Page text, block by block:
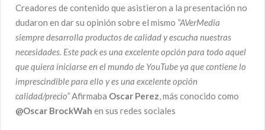
Creadores de contenido que asistieron a la presentación no
dudaron en dar su opinión sobre el mismo “AVerMedia
siempre desarrolla productos de calidad y escucha nuestras
necesidades. Este pack es una excelente opción para todo aquel
que quiera iniciarse en el mundo de YouTube ya que contiene lo
imprescindible para ello y es una excelente opción
calidad/precio”Afirmaba Oscar Perez, más conocido como
@Oscar BrockWah en sus redes sociales